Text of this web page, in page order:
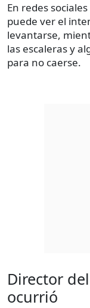
En redes
puede ver el
levantarse,
las escaleras y
para no caerse.
Director
ocurrió